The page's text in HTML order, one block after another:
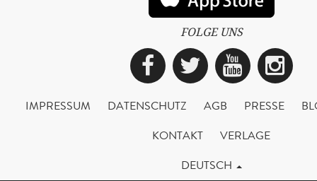
FOLGE UNS
Facebook
Twitter
IMPRESSUM DATENSCHUTZ AGB PRESSE
KONTAKT
VERLAGE
DEUTSCH